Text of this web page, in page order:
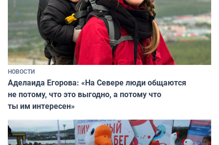
НОВОСТИ
Аделаида Егорова: «На Севере люди общаются
не потому, что это выгодно, а потому что
ты им интересен»